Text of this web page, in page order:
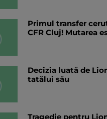
Primul transfer
CFR Cluj! Mutarea
Decizia luată de
tatălui său
Tragedie pentru